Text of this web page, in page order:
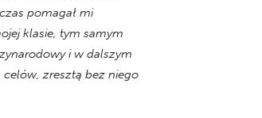
pomagał mi
klasie, tym samym
i w dalszym
zresztą bez niego